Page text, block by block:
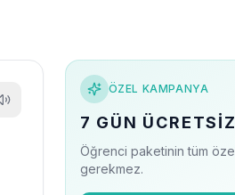
ÖZEL KAMPANYA
7 GÜN
Öğrenci paketinin tüm
gerekmez.